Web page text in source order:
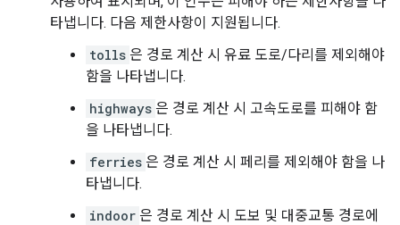
타냅니다. 다음 제한사항이 지원됩니다.
tolls 은 경로 계산 시 유료 도로/다리를 제외해야
함을 나타냅니다.
highways 은 경로 계산 시 고속도로를 피해야 함
을 나타냅니다.
ferries 은 경로 계산 시 페리를 제외해야 함을 나
타냅니다.
indoor 은 경로 계산 시 도보 및 대중교통 경로에